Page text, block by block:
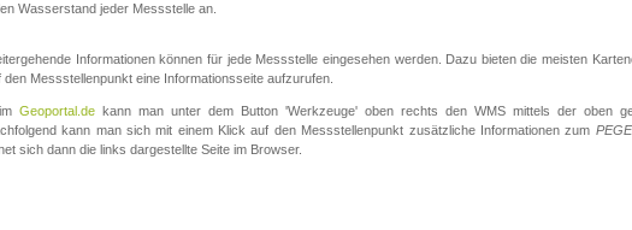
Wasserstand jeder Messstelle an.
Informationen können für jede Messstelle eingesehen werden. Dazu bieten die meisten
den Messstellenpunkt eine Informationsseite aufzurufen.
Geoportal.de kann man unter dem Button 'Werkzeuge' oben rechts den WMS mittels der oben
kann man sich mit einem Klick auf den Messstellenpunkt zusätzliche Informationen zum
sich dann die links dargestellte Seite im Browser.